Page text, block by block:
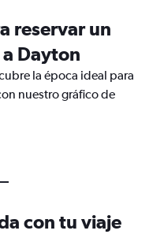
reservar un
Dayton
la época ideal para
nuestro gráfico de
con tu viaje